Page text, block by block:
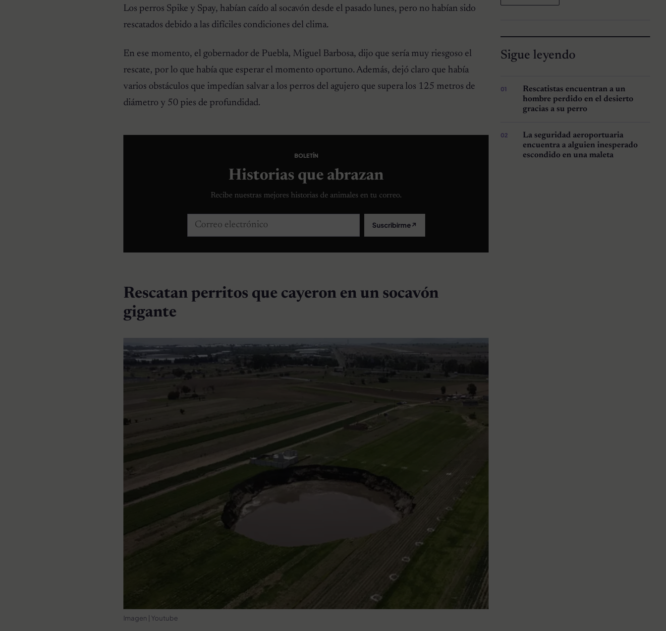
Los perros Spike y Spay, habían caído al socavón desde el pasado lunes, pero no habían sido
rescatados debido a las difíciles condiciones del clima.
En ese momento, el gobernador de Puebla, Miguel Barbosa, dijo que sería muy riesgoso el
rescate, por lo que había que esperar el momento oportuno. Además, dejó claro que había
varios obstáculos que impedían salvar a los perros del agujero que supera los 125 metros de
diámetro y 50 pies de profundidad.
BOLETÍN
Historias que abrazan
Recibe nuestras mejores historias de animales en tu correo.
Correo electrónico Suscribirme↗
Rescatan perritos que cayeron en un socavón
gigante
Imagen | Youtube
Sigue leyendo
Rescatistas encuentran a un
hombre perdido en el desierto
gracias a su perro
La seguridad aeroportuaria
encuentra a alguien inesperado
escondido en una maleta